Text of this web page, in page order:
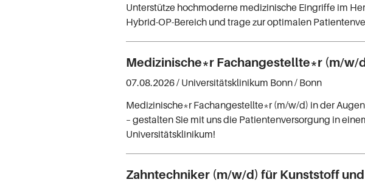
Unterstütze hochmoderne medizinische Eingriffe im
Hybrid-OP-Bereich und trage zur optimalen
Medizinische*r Fachangestellte*r (m/w/
07.08.2026 / Universitätsklinikum Bonn/ Bonn
Medizinische*r Fachangestellte*r (m/w/d) in der
– gestalten Sie mit uns die Patientenversorgung in
Universitätsklinikum!
Zahntechniker (m/w/d) für Kunststoff